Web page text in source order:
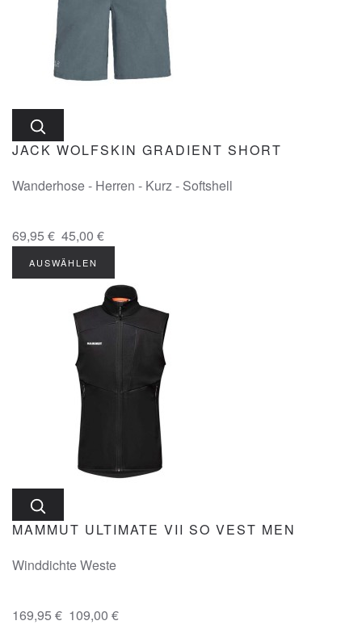
JACK WOLFSKIN GRADIENT SHORT
Wanderhose - Herren - Kurz - Softshell
69,95 € 45,00 €
AUSWÄHLEN
MAMMUT ULTIMATE VII SO VEST MEN
Winddichte Weste
169,95 € 109,00 €